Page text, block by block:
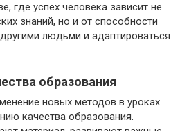
где успех человека зависит не
знаний, но и от способности
людьми и адаптироваться
образования
новых методов в уроках
качества образования.